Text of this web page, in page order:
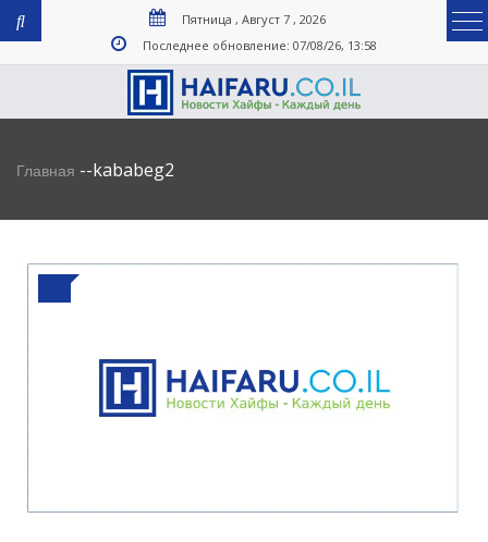
Пятница , Август 7 , 2026
Последнее обновление: 07/08/26, 13:58
Главная --kababeg2